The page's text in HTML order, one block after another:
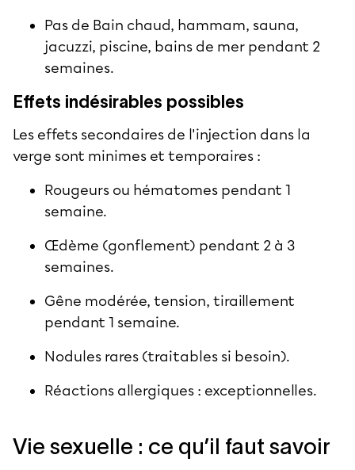
Pas de Bain chaud, hammam, sauna,
jacuzzi, piscine, bains de mer pendant 2
semaines.
Effets indésirables possibles
Les effets secondaires de l'injection dans la
verge sont minimes et temporaires :
Rougeurs ou hématomes pendant 1
semaine.
Œdème (gonflement) pendant 2 à 3
semaines.
Gêne modérée, tension, tiraillement
pendant 1 semaine.
Nodules rares (traitables si besoin).
Réactions allergiques : exceptionnelles.
Vie sexuelle : ce qu’il faut savoir